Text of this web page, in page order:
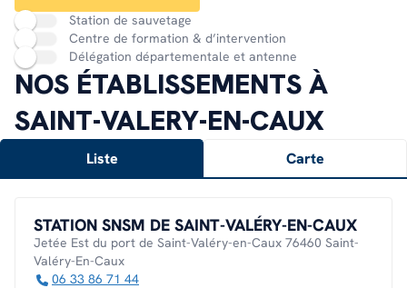
Station de sauvetage
Centre de formation & d’intervention
Délégation départementale et antenne
NOS ÉTABLISSEMENTS À
SAINT-VALERY-EN-CAUX
Liste Carte
STATION SNSM DE SAINT-VALÉRY-EN-CAUX
Jetée Est du port de Saint-Valéry-en-Caux 76460 Saint-
Valéry-En-Caux
06 33 86 71 44